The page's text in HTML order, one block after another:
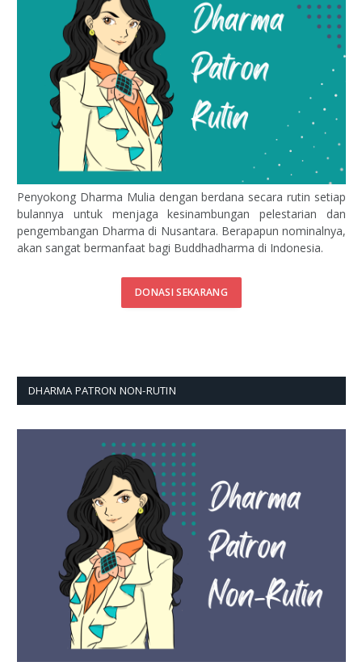
Penyokong Dharma Mulia dengan berdana secara rutin setiap
bulannya untuk menjaga kesinambungan pelestarian dan
pengembangan Dharma di Nusantara. Berapapun nominalnya,
akan sangat bermanfaat bagi Buddhadharma di Indonesia.
DONASI SEKARANG
DHARMA PATRON NON-RUTIN